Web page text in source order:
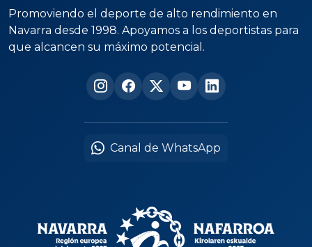
Promoviendo el deporte de alto rendimiento en
Navarra desde 1998. Apoyamos a los deportistas para
que alcancen su máximo potencial.
Canal de WhatsApp